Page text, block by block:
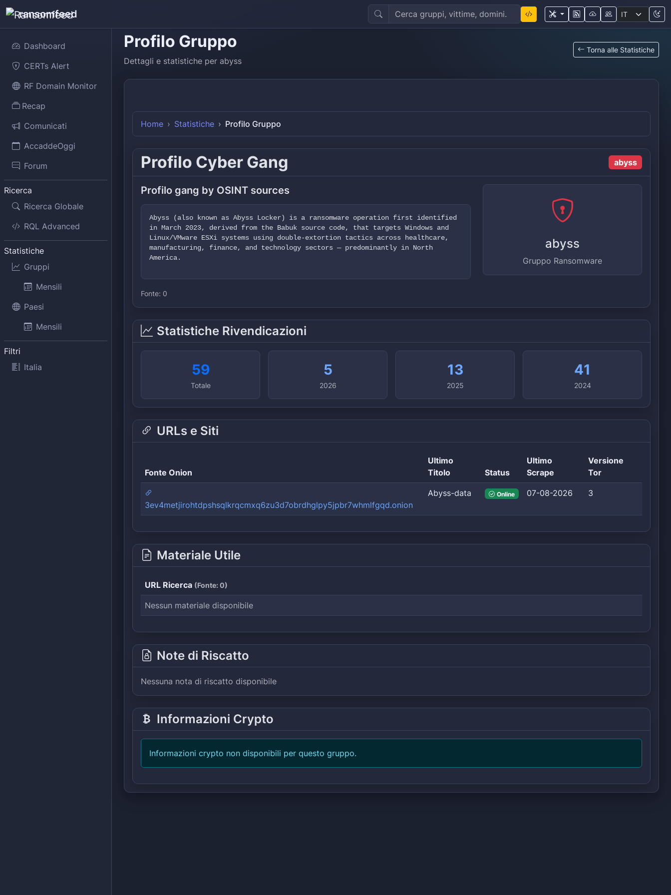
ransomfeed
Dashboard
CERTs Alert
RF Domain Monitor
Recap
Comunicati
AccaddeOggi
Forum
Ricerca
Ricerca Globale
RQL Advanced
Statistiche
Gruppi
Mensili
Paesi
Mensili
Filtri
Italia
Profilo Gruppo
Dettagli e statistiche per abyss
Torna alle Statistiche
Home Statistiche Profilo Gruppo
Profilo Cyber Gang abyss
Profilo gang by OSINT sources
Abyss (also known as Abyss Locker) is a ransomware operation first identified
in March 2023, derived from the Babuk source code, that targets Windows and
Linux/VMware ESXi systems using double-extortion tactics across healthcare,
manufacturing, finance, and technology sectors — predominantly in North
America.
Fonte: 0
abyss
Gruppo Ransomware
Statistiche Rivendicazioni
59
Totale
5
2026
13
2025
41
2024
URLs e Siti
Fonte Onion
Ultimo
Titolo
Status
Ultimo
Scrape
Versione
Tor
3ev4metjirohtdpshsqlkrqcmxq6zu3d7obrdhglpy5jpbr7whmlfgqd.onion
Abyss-data Online 07-08-2026 3
Materiale Utile
URL Ricerca (Fonte:0)
Nessun materiale disponibile
Note di Riscatto
Nessuna nota di riscatto disponibile
Informazioni Crypto
Informazioni crypto non disponibili per questo gruppo.